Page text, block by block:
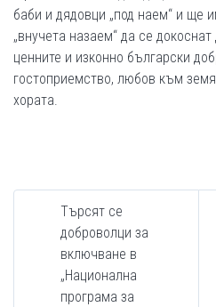
баби и дядовци „под наем“ и ще
„внучета назаем“ да се
ценните и изконно български
гостоприемство, любов към
хората.
Търсят се
доброволци за
включване в
„Национална
програма за